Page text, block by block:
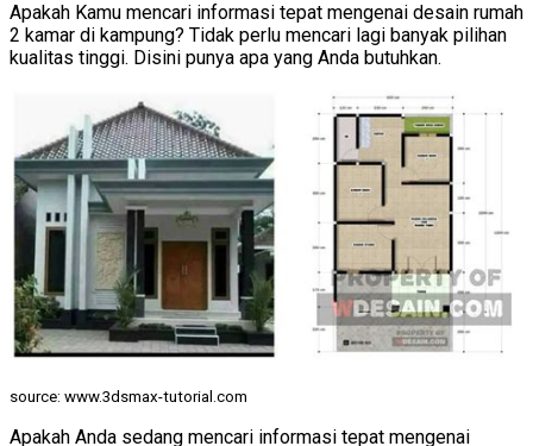
Apakah Kamu mencari informasi tepat mengenai desain rumah
2 kamar di kampung? Tidak perlu mencari lagi banyak pilihan
kualitas tinggi. Disini punya apa yang Anda butuhkan.
source: www.3dsmax-tutorial.com
Apakah Anda sedang mencari informasi tepat mengenai